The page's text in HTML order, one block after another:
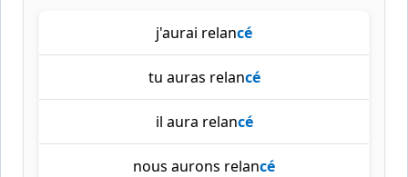
j'aurai relancé
tu auras relancé
il aura relancé
nous aurons relancé